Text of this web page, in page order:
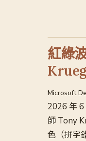
紅綠
Microsoft
2026 年
師 Tony
色（拼字